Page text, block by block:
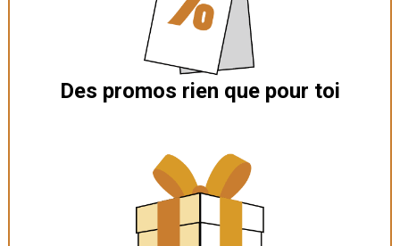
Des promos rien que pour toi